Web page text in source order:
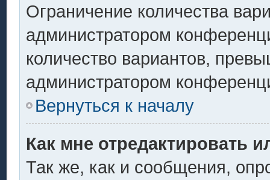
Ограничение количества
администратором
количество вариантов,
администратором
Вернуться к началу
Как мне отредактировать
Так же, как и сообщения,